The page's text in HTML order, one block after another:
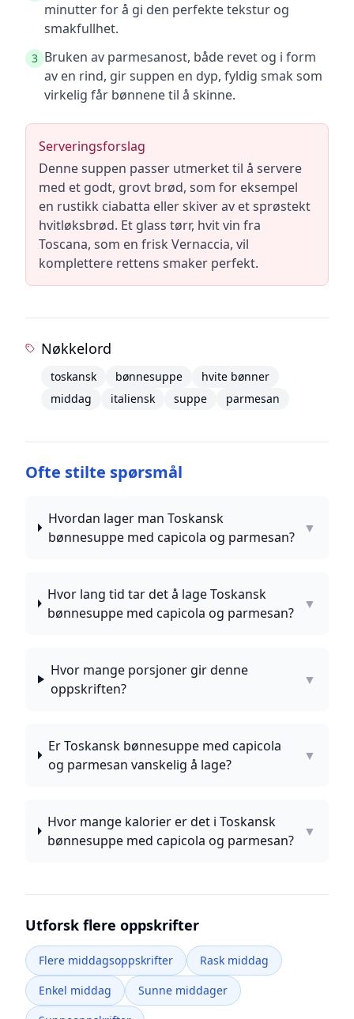
minutter for å gi den perfekte tekstur og
smakfullhet.
3 Bruken av parmesanost, både revet og i form
av en rind, gir suppen en dyp, fyldig smak som
virkelig får bønnene til å skinne.
Serveringsforslag
Denne suppen passer utmerket til å servere
med et godt, grovt brød, som for eksempel
en rustikk ciabatta eller skiver av et sprøstekt
hvitløksbrød. Et glass tørr, hvit vin fra
Toscana, som en frisk Vernaccia, vil
komplettere rettens smaker perfekt.
Nøkkelord
toskansk bønnesuppe
hvite bønner
middag
italiensk suppe parmesan
Ofte stilte spørsmål
Hvordan lager man Toskansk
bønnesuppe med capicola og parmesan?
▼
Hvor lang tid tar det å lage Toskansk
bønnesuppe med capicola og parmesan?
▼
Hvor mange porsjoner gir denne
oppskriften?
▼
Er Toskansk bønnesuppe med capicola
og parmesan vanskelig å lage?
▼
Hvor mange kalorier er det i Toskansk
bønnesuppe med capicola og parmesan?
▼
Utforsk flere oppskrifter
Flere middagsoppskrifter
Rask middag
Enkel middag
Sunne middager